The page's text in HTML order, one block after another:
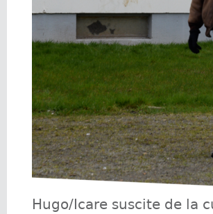
Hugo/Icare suscite de la